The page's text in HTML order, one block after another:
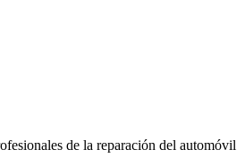
de la reparación del automóvil